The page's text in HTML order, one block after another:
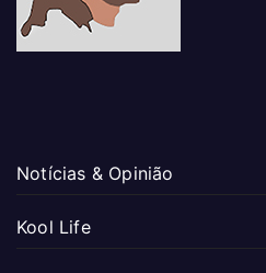
Notícias & Opinião
Kool Life